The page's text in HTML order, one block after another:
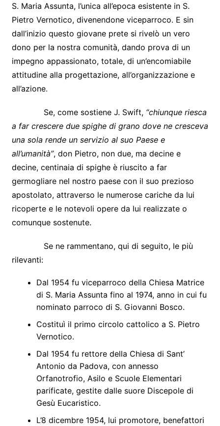
S. Maria Assunta, l’unica all’epoca esistente in S.
Pietro Vernotico, divenendone viceparroco. E sin
dall’inizio questo giovane prete si rivelò un vero
dono per la nostra comunità, dando prova di un
impegno appassionato, totale, di un’encomiabile
attitudine alla progettazione, all’organizzazione e
all’azione.
Se, come sostiene J. Swift, “chiunque riesca
a far crescere due spighe di grano dove ne cresceva
una sola rende un servizio al suo Paese e
all’umanità”, don Pietro, non due, ma decine e
decine, centinaia di spighe è riuscito a far
germogliare nel nostro paese con il suo prezioso
apostolato, attraverso le numerose cariche da lui
ricoperte e le notevoli opere da lui realizzate o
comunque sostenute.
Se ne rammentano, qui di seguito, le più
rilevanti:
Dal 1954 fu viceparroco della Chiesa Matrice
di S. Maria Assunta fino al 1974, anno in cui fu
nominato parroco di S. Giovanni Bosco.
Costituì il primo circolo cattolico a S. Pietro
Vernotico.
Dal 1954 fu rettore della Chiesa di Sant’
Antonio da Padova, con annesso
Orfanotrofio, Asilo e Scuole Elementari
parificate, gestite dalle suore Discepole di
Gesù Eucaristico.
L’8 dicembre 1954, lui promotore, benefattori